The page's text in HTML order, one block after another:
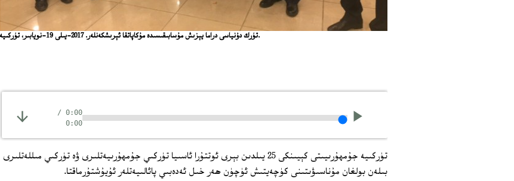
تۈرك دۇنياسى دراما يېزىش مۇسابىقىسىدە مۇكاپاتقا ئېرىشكەنلەر. 2017-يىلى 19-نويابىر، تۈركىيە.
0:00
/
0:00
تۈركىيە جۇمھۇرىيىتى كېيىنكى 25 يىلدىن بېرى ئوتتۇرا ئاسىيا تۈركىي جۇمھۇرىيەتلىرى ۋە تۈركىي مىللەتلىرى
بىلەن بولغان مۇناسىۋىتىنى كۈچەيتىش ئۈچۈن ھەر خىل ئەدەبىي پائالىيەتلەر ئۇيۇشتۇرماقتا.